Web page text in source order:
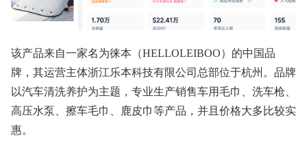
该产品来自一家名为徕本（HELLOLEIBOO）的中国品
牌，其运营主体浙江乐本科技有限公司总部位于杭州。品牌
以汽车清洗养护为主题，专业生产销售车用毛巾、洗车枪、
高压水泵、擦车毛巾、鹿皮巾等产品，并且价格大多比较实
惠。